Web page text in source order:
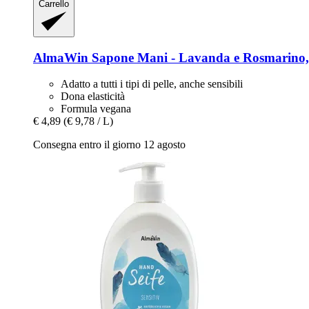
Carrello
AlmaWin Sapone Mani -​ Lavanda e
Adatto a tutti i tipi di pelle, anche sensibili
Dona elasticità
Formula vegana
€ 4,89 (€ 9,78 / L)
Consegna entro il giorno 12 agosto